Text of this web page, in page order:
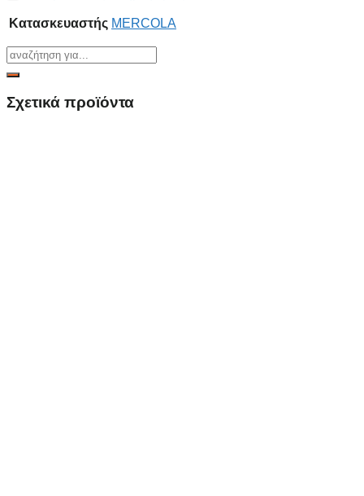
Κατασκευαστής MERCOLA
Σχετικά προϊόντα